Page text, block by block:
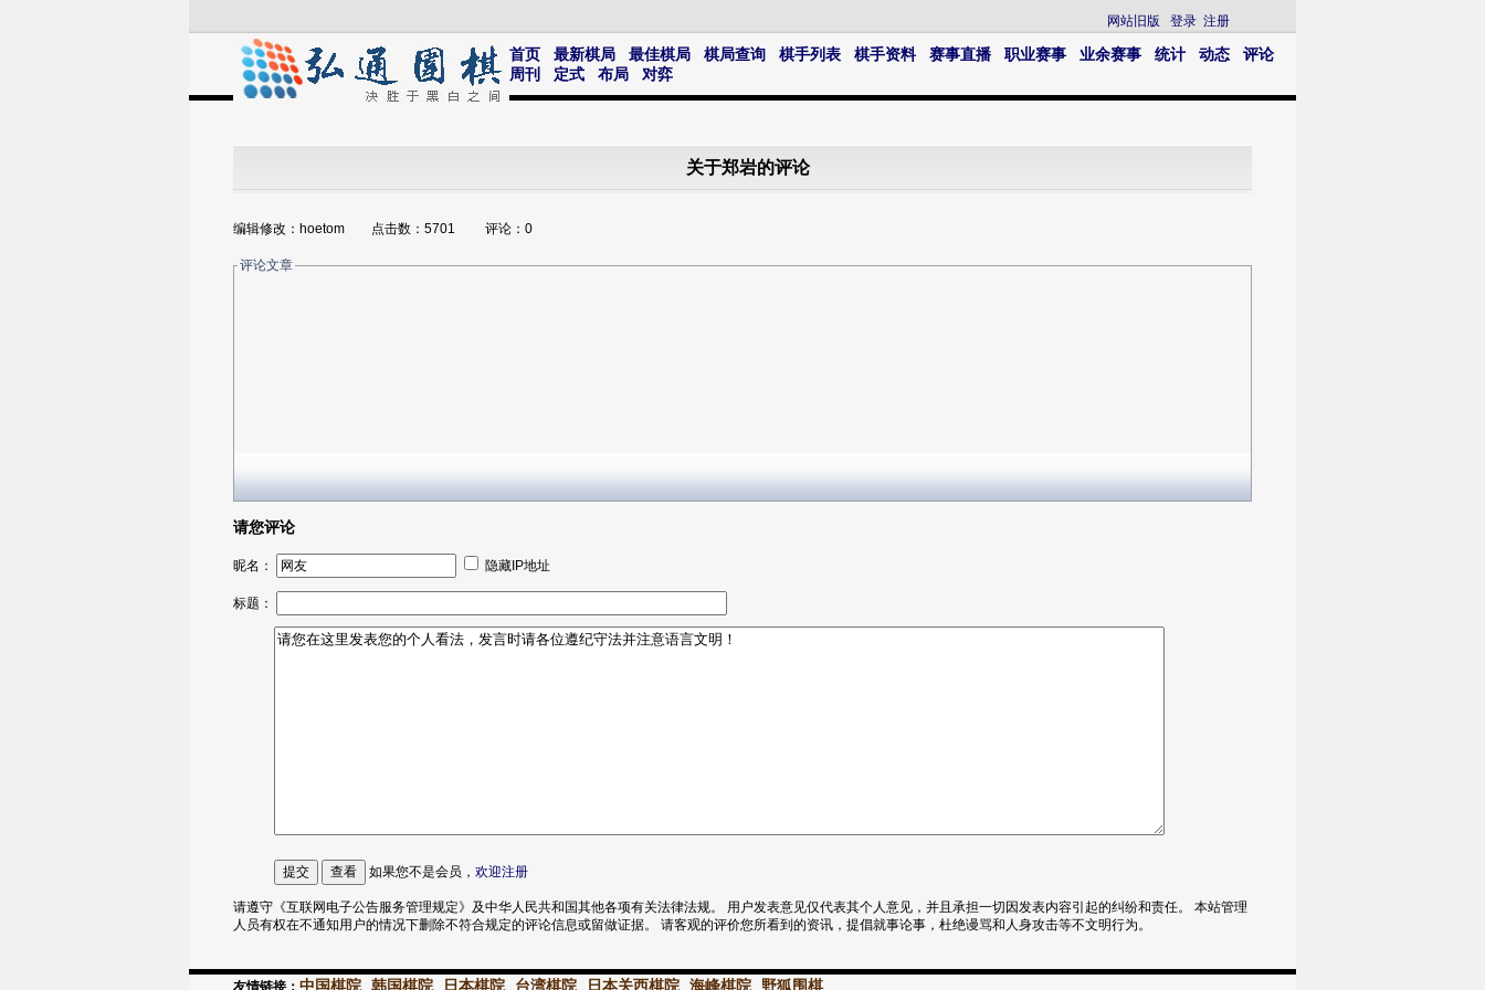
网站旧版 登录 注册
首页 最新棋局 最佳棋局 棋局查询 棋手列表 棋手资料 赛事直播 职业赛事 业余赛事 统计 动态
评论
周刊
定式 布局 对弈
关于郑岩的评论
编辑修改：hoetom 点击数：5701 评论：0
评论文章
请您评论
昵名： 隐藏IP地址
标题：
如果您不是会员， 欢迎注册
请遵守《互联网电子公告服务管理规定》及中华人民共和国其他各项有关法律法规。 用户发表意见仅代表其个人意见，并且承担一切因发表内容引起的纠纷和责任。 本站管理
人员有权在不通知用户的情况下删除不符合规定的评论信息或留做证据。 请客观的评价您所看到的资讯，提倡就事论事，杜绝谩骂和人身攻击等不文明行为。
友情链接： 中国棋院 韩国棋院 日本棋院 台湾棋院 日本关西棋院 海峰棋院 野狐围棋